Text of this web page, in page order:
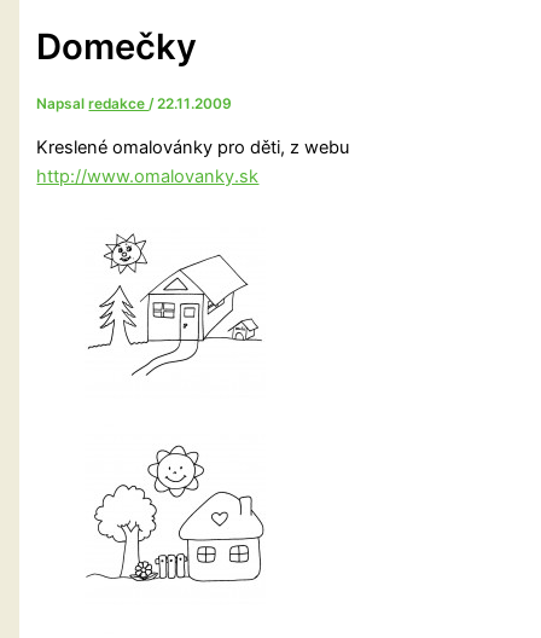
Domečky
Napsalredakce/22.11.2009
Kreslené omalovánky pro děti, z webu
http://www.omalovanky.sk